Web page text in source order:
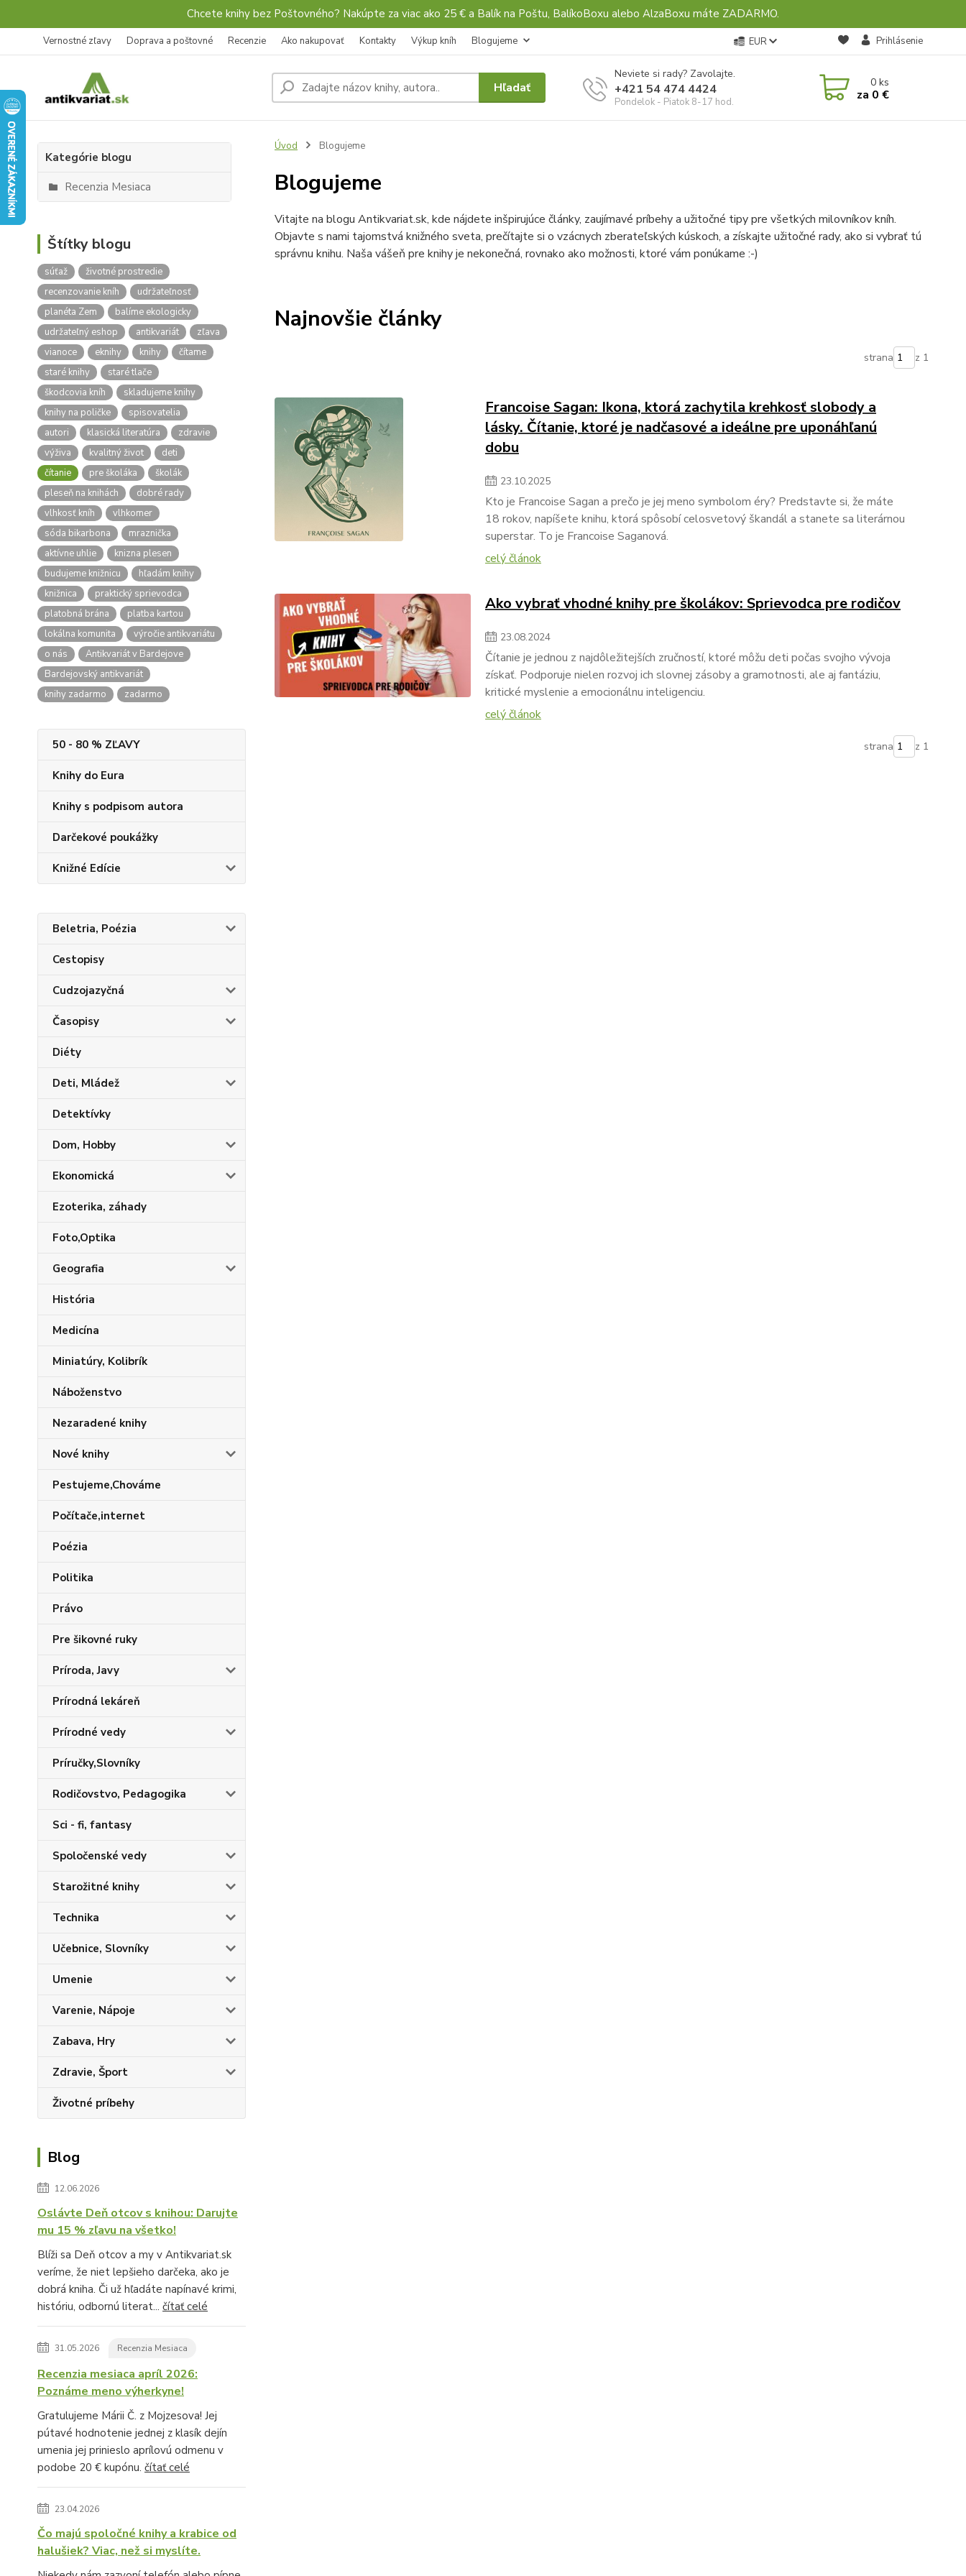
Chcete knihy bez Poštovného? Nakúpte za viac ako 25 € a Balík na Poštu, BalíkoBoxu alebo AlzaBoxu máte ZADARMO.
Vernostné zľavy Doprava a poštovné Recenzie Ako nakupovať Kontakty Výkup kníh Blogujeme EUR Prihlásenie
Hľadať
Neviete si rady? Zavolajte.
+421 54 474 4424
Pondelok - Piatok 8-17 hod.
0ks
za 0 €
Kategórie blogu
Recenzia Mesiaca
Štítky blogu
súťaž
životné prostredie
recenzovanie kníh
udržateľnosť
planéta Zem
balíme ekologicky
udržateľný eshop
antikvariát
zľava
vianoce
eknihy knihy
čítame
staré knihy
staré tlače
škodcovia kníh
skladujeme knihy
knihy na poličke
spisovatelia
autori
klasická literatúra
zdravie
výživa
kvalitný život
deti
čítanie
pre školáka
školák
pleseň na knihách
dobré rady
vlhkosť kníh
vlhkomer
sóda bikarbona
mraznička
aktívne uhlie
knizna plesen
budujeme knižnicu
hľadám knihy
knižnica
praktický sprievodca
platobná brána
platba kartou
lokálna komunita
výročie antikvariátu
o nás
Antikvariát v Bardejove
Bardejovský antikvariát
knihy zadarmo
zadarmo
50 - 80 % ZĽAVY
Knihy do Eura
Knihy s podpisom autora
Darčekové poukážky
Knižné Edície
Beletria, Poézia
Cestopisy
Cudzojazyčná
Časopisy
Diéty
Deti, Mládež
Detektívky
Dom, Hobby
Ekonomická
Ezoterika, záhady
Foto,Optika
Geografia
História
Medicína
Miniatúry, Kolibrík
Náboženstvo
Nezaradené knihy
Nové knihy
Pestujeme,Chováme
Počítače,internet
Poézia
Politika
Právo
Pre šikovné ruky
Príroda, Javy
Prírodná lekáreň
Prírodné vedy
Príručky,Slovníky
Rodičovstvo, Pedagogika
Sci - fi, fantasy
Spoločenské vedy
Starožitné knihy
Technika
Učebnice, Slovníky
Umenie
Varenie, Nápoje
Zabava, Hry
Zdravie, Šport
Životné príbehy
Blog
12.06.2026
Oslávte Deň otcov s knihou: Darujte
mu 15 % zľavu na všetko!
Blíži sa Deň otcov a my v Antikvariat.sk
veríme, že niet lepšieho darčeka, ako je
dobrá kniha. Či už hľadáte napínavé krimi,
históriu, odbornú literat... čítať celé
31.05.2026 Recenzia Mesiaca
Recenzia mesiaca apríl 2026:
Poznáme meno výherkyne!
Gratulujeme Márii Č. z Mojzesova! Jej
pútavé hodnotenie jednej z klasík dejín
umenia jej prinieslo aprílovú odmenu v
podobe 20 € kupónu. čítať celé
23.04.2026
Čo majú spoločné knihy a krabice od
halušiek? Viac, než si myslíte.
Úvod Blogujeme
Blogujeme
Vitajte na blogu Antikvariat.sk, kde nájdete inšpirujúce články, zaujímavé príbehy a užitočné tipy pre všetkých milovníkov kníh.
Objavte s nami tajomstvá knižného sveta, prečítajte si o vzácnych zberateľských kúskoch, a získajte užitočné rady, ako si vybrať tú
správnu knihu. Naša vášeň pre knihy je nekonečná, rovnako ako možnosti, ktoré vám ponúkame :-)
Najnovšie články
strana z 1
Francoise Sagan: Ikona, ktorá zachytila krehkosť slobody a
lásky. Čítanie, ktoré je nadčasové a ideálne pre uponáhľanú
dobu
23.10.2025
Kto je Francoise Sagan a prečo je jej meno symbolom éry? Predstavte si, že máte
18 rokov, napíšete knihu, ktorá spôsobí celosvetový škandál a stanete sa literárnou
superstar. To je Francoise Saganová.
celý článok
Ako vybrať vhodné knihy pre školákov: Sprievodca pre rodičov
23.08.2024
Čítanie je jednou z najdôležitejších zručností, ktoré môžu deti počas svojho vývoja
získať. Podporuje nielen rozvoj ich slovnej zásoby a gramotnosti, ale aj fantáziu,
kritické myslenie a emocionálnu inteligenciu.
celý článok
strana z 1